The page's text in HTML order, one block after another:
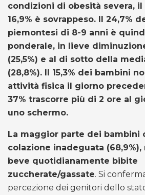
condizioni di obesità severa, il
16,9% è sovrappeso. Il 24,7%
piemontesi di 8-9 anni è
ponderale, in lieve
(25,5%) e al di sotto della
(28,8%). Il 15,3% dei bambini
attività fisica il giorno
37% trascorre più di 2 ore al
uno schermo.
La maggior parte dei bambini
colazione inadeguata
beve quotidianamente bibite
zuccherate/gassate. Si
percezione dei genitori dello